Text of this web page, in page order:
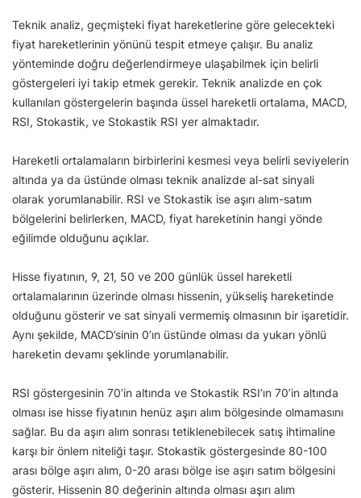
Teknik analiz, geçmişteki fiyat hareketlerine göre gelecekteki
fiyat hareketlerinin yönünü tespit etmeye çalışır. Bu analiz
yönteminde doğru değerlendirmeye ulaşabilmek için belirli
göstergeleri iyi takip etmek gerekir. Teknik analizde en çok
kullanılan göstergelerin başında üssel hareketli ortalama, MACD,
RSI, Stokastik, ve Stokastik RSI yer almaktadır.
Hareketli ortalamaların birbirlerini kesmesi veya belirli seviyelerin
altında ya da üstünde olması teknik analizde al-sat sinyali
olarak yorumlanabilir. RSI ve Stokastik ise aşırı alım-satım
bölgelerini belirlerken, MACD, fiyat hareketinin hangi yönde
eğilimde olduğunu açıklar.
Hisse fiyatının, 9, 21, 50 ve 200 günlük üssel hareketli
ortalamalarının üzerinde olması hissenin, yükseliş hareketinde
olduğunu gösterir ve sat sinyali vermemiş olmasının bir işaretidir.
Aynı şekilde, MACD’sinin 0’ın üstünde olması da yukarı yönlü
hareketin devamı şeklinde yorumlanabilir.
RSI göstergesinin 70’in altında ve Stokastik RSI’ın 70’in altında
olması ise hisse fiyatının henüz aşırı alım bölgesinde olmamasını
sağlar. Bu da aşırı alım sonrası tetiklenebilecek satış ihtimaline
karşı bir önlem niteliği taşır. Stokastik göstergesinde 80-100
arası bölge aşırı alım, 0-20 arası bölge ise aşırı satım bölgesini
gösterir. Hissenin 80 değerinin altında olması aşırı alım